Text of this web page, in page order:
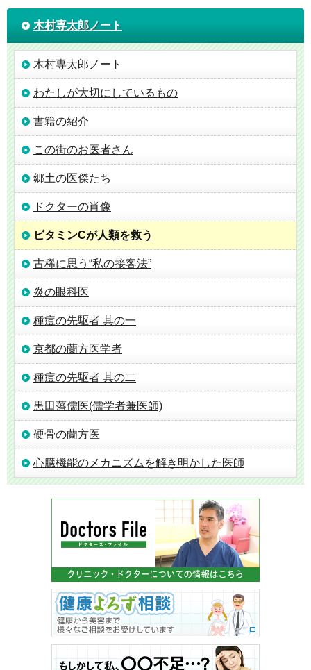
木村専太郎ノート
木村専太郎ノート
わたしが大切にしているもの
書籍の紹介
この街のお医者さん
郷土の医傑たち
ドクターの肖像
ビタミンCが人類を救う
古稀に思う“私の接客法”
炎の眼科医
種痘の先駆者 其の一
京都の蘭方医学者
種痘の先駆者 其の二
黒田藩儒医(儒学者兼医師)
硬骨の蘭方医
心臓機能のメカニズムを解き明かした医師